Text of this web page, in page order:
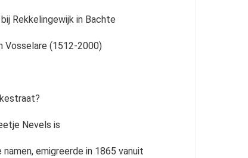
Rekkelingewijk in Bachte
Vosselare (1512-2000)
Nevels is
emigreerde in 1865 vanuit